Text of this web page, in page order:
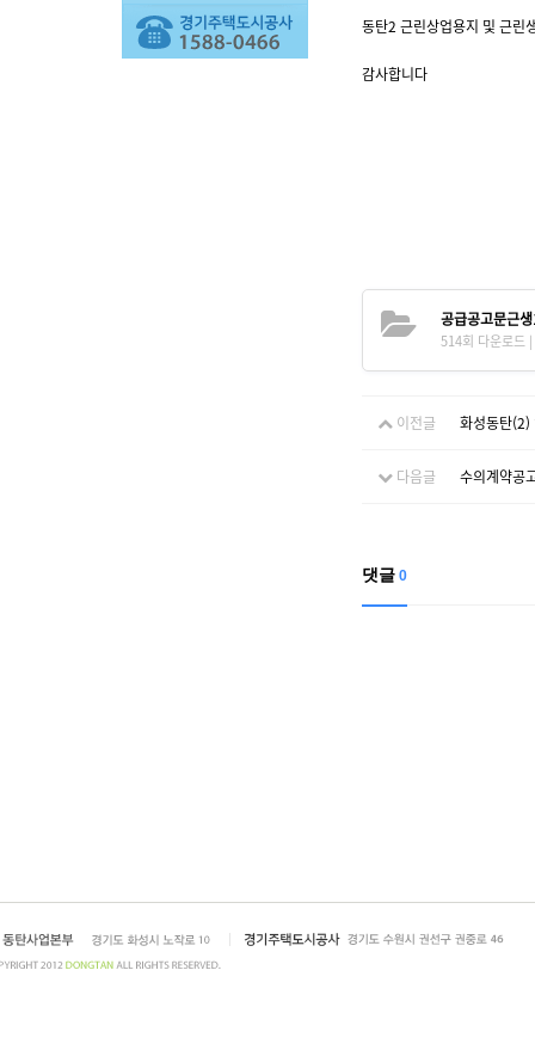
동탄2 근린상업용지 및 근린
감사합니다
공급공고문근
514회 다운로드
이전글 화성동탄(2)
다음글 수의계약공
댓글 0